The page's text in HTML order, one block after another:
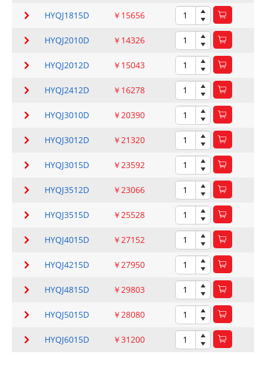
HYQJ1815D ￥15656
HYQJ2010D ￥14326
HYQJ2012D ￥15043
HYQJ2412D ￥16278
HYQJ3010D ￥20390
HYQJ3012D ￥21320
HYQJ3015D ￥23592
HYQJ3512D ￥23066
HYQJ3515D ￥25528
HYQJ4015D ￥27152
HYQJ4215D ￥27950
HYQJ4815D ￥29803
HYQJ5015D ￥28080
HYQJ6015D ￥31200